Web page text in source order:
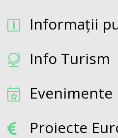
Informații
Info Turism
Evenimente
Proiecte